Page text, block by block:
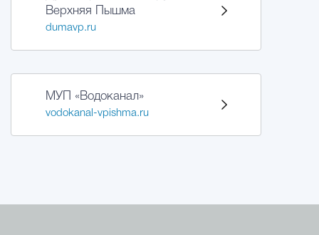
Верхняя Пышма
dumavp.ru
МУП «Водоканал»
vodokanal-vpishma.ru